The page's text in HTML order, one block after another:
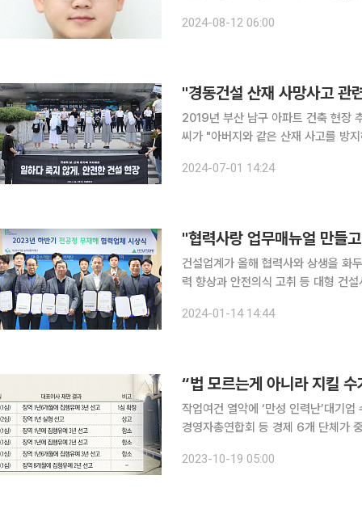
대 등이 골자다. 기업들은 해
2024-08-12 06:00
"경동건설 산재 사망사고 관
2019년 부산 남구 아파트 건축 현장
씨가 "아버지와 같은 산재 사고를 방
'김종배의 시선집중'에 출연해 "아버
2024-07-01 14:24
건설업계가 올해 협력사와 상생을 화
력 향상과 안전의식 고취 등 대형 건
높이기 위해 협력사 경쟁력을 높이는
2024-01-14 14:44
작업여건 열악에 ‘만성 인력난’대기업
경영자총연합회 등 경제 6개 단체가
했다. 그러면서 “50인 미만 사업장
2023-10-19 05:00